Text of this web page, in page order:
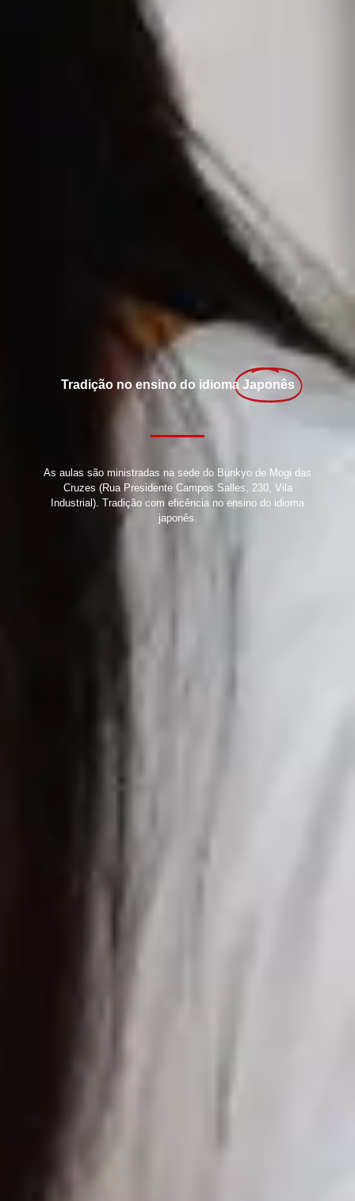
Tradição no ensino do idioma Japonês
As aulas são ministradas na sede do Bunkyo de Mogi das
Cruzes (Rua Presidente Campos Salles, 230, Vila
Industrial). Tradição com eficência no ensino do idioma
japonês.